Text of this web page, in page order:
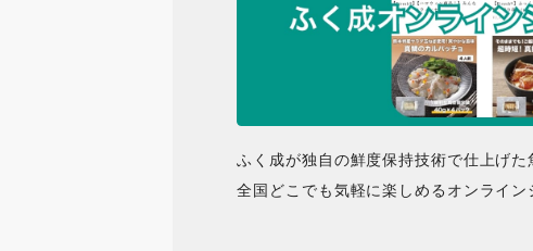
ふく成が独自の鮮度保持技術で仕上げた
全国どこでも気軽に楽しめるオンライン